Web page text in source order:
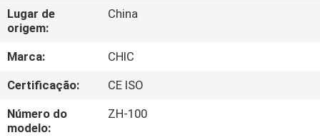
NÓS
VISITA
À
FÁBRICA
Lugar de
origem:
China
Marca:
CHIC
Certificação:
CE ISO
Número do
modelo:
ZH-100